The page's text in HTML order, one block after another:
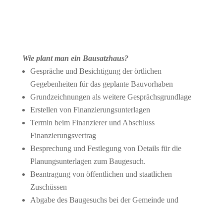
Wie plant man ein Bausatzhaus?
Gespräche und Besichtigung der örtlichen
Gegebenheiten für das geplante Bauvorhaben
Grundzeichnungen als weitere Gesprächsgrundlage
Erstellen von Finanzierungsunterlagen
Termin beim Finanzierer und Abschluss
Finanzierungsvertrag
Besprechung und Festlegung von Details für die
Planungsunterlagen zum Baugesuch.
Beantragung von öffentlichen und staatlichen
Zuschüssen
Abgabe des Baugesuchs bei der Gemeinde und